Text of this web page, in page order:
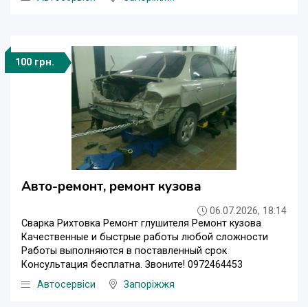
100 грн.
Авто-ремонт, ремонт кузова
06.07.2026, 18:14
Сварка Рихтовка Ремонт глушителя Ремонт кузова
Качественные и быстрые работы любой сложности
Работы выполняются в поставленный срок
Консультация бесплатна. Звоните! 0972464453
Автосервіси
Запоріжжя